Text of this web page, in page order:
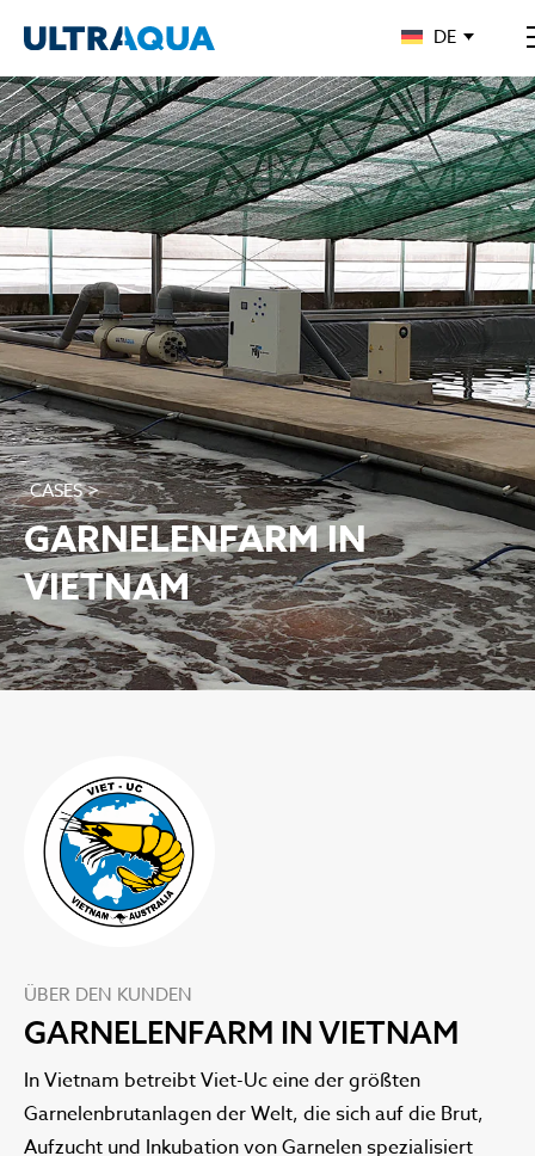
DE
CASES >
GARNELENFARM IN
VIETNAM
ÜBER DEN KUNDEN
GARNELENFARM IN VIETNAM
In Vietnam betreibt Viet-Uc eine der größten
Garnelenbrutanlagen der Welt, die sich auf die Brut,
Aufzucht und Inkubation von Garnelen spezialisiert